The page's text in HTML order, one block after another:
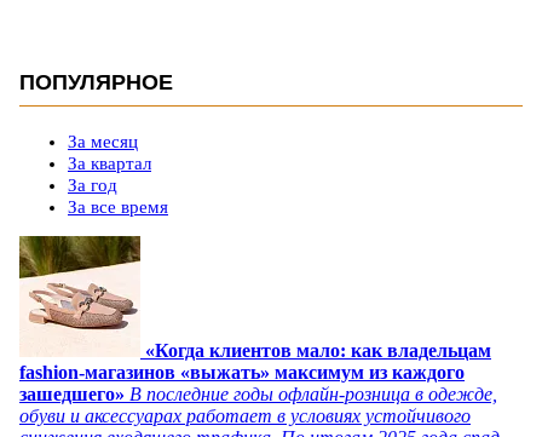
ПОПУЛЯРНОЕ
За месяц
За квартал
За год
За все время
«Когда клиентов мало: как владельцам
fashion-магазинов «выжать» максимум из каждого
зашедшего» В последние годы офлайн-розница в одежде,
обуви и аксессуарах работает в условиях устойчивого